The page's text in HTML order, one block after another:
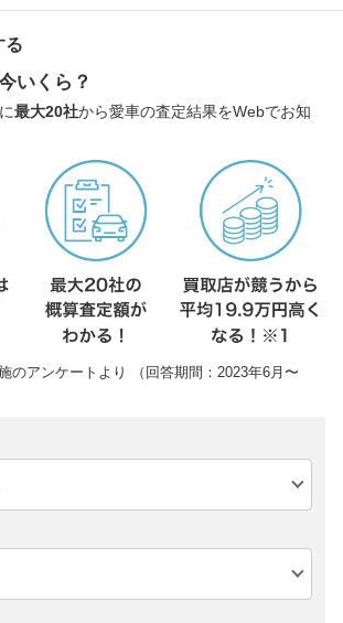
る
いくら？
に最大20社から愛車の査定結果をWebでお知
のアンケートより （回答期間：2023年6月〜